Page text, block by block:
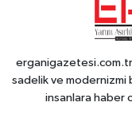
sadelik ve modernizmi
insanlara haber